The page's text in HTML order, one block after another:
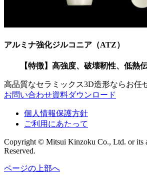
アルミナ強化ジルコニア（ATZ）
【特徴】高強度、破壊靭性、低熱
高品質なセラミックス3D造形ならお任
お問い合わせ資料ダウンロード
個人情報保護方針
ご利用にあたって
Copyright © Mitsui Kinzoku Co., Ltd. or its
Reserved.
ページの上部へ